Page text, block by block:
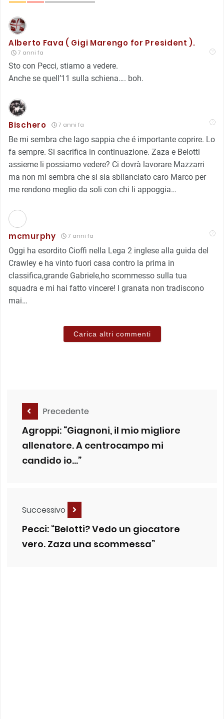
Alberto Fava ( Gigi Marengo for President ).
7 anni fa
Sto con Pecci, stiamo a vedere.
Anche se quell’11 sulla schiena…. boh.
Bischero 7 anni fa
Be mi sembra che Iago sappia che é importante coprire. Lo
fa sempre. Si sacrifica in continuazione. Zaza e Belotti
assieme li possiamo vedere? Ci dovrà lavorare Mazzarri
ma non mi sembra che si sia sbilanciato caro Marco per
me rendono meglio da soli con chi li appoggia…
mcmurphy 7 anni fa
Oggi ha esordito Cioffi nella Lega 2 inglese alla guida del
Crawley e ha vinto fuori casa contro la prima in
classifica,grande Gabriele,ho scommesso sulla tua
squadra e mi hai fatto vincere! I granata non tradiscono
mai…
Carica altri commenti
Precedente
Agroppi: “Giagnoni, il mio migliore
allenatore. A centrocampo mi
candido io…”
Successivo
Pecci: “Belotti? Vedo un giocatore
vero. Zaza una scommessa”